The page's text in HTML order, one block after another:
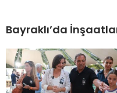
Bayraklı’da